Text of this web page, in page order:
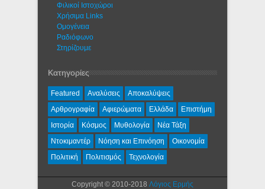
Φιλικοί Ιστοχώροι
Χρήσιμα Links
Ομογένεια
Ραδιόφωνο
Στηρίζουμε
Κατηγορίες
Featured Αναλύσεις
Αποκαλύψεις
Αρθρογραφία
Αφιερώματα Ελλάδα
Επιστήμη
Ιστορία
Κόσμος Μυθολογία
Νέα Τάξη
Ντοκιμαντέρ
Νόηση και Επινόηση
Οικονομία
Πολιτική
Πολιτισμός Τεχνολογία
Copyright © 2010-2018 Λόγιος Ερμής